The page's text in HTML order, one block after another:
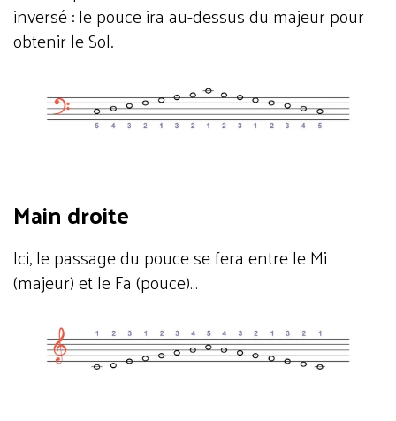
inversé : le pouce ira au-dessus du majeur pour
obtenir le Sol.
Main droite
Ici, le passage du pouce se fera entre le Mi
(majeur) et le Fa (pouce)…